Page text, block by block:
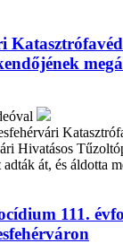
Hivatásos
át, és áldotta
111.